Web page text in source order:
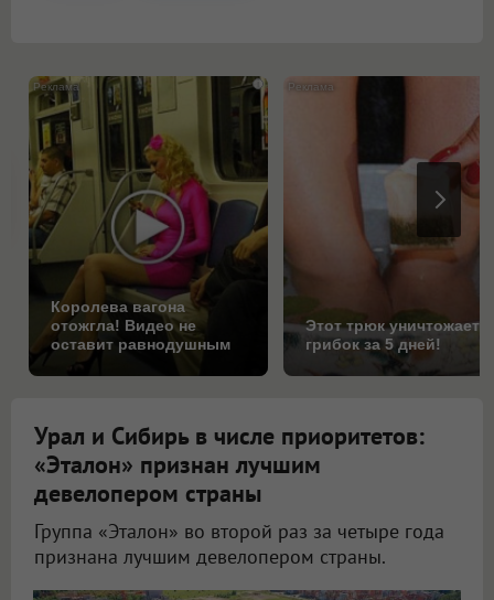
i
Королева вагона
отожгла! Видео не
оставит равнодушным
Этот трюк уничтожает
грибок за 5 дней!
Урал и Сибирь в числе приоритетов:
«Эталон» признан лучшим
девелопером страны
Группа «Эталон» во второй раз за четыре года
признана лучшим девелопером страны.